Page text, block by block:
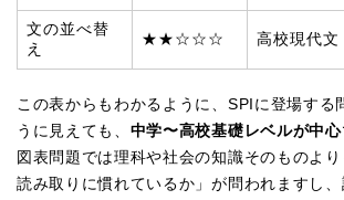
文の並べ替
え
★★☆☆☆ 高校現代文
この表からもわかるように、SPIに登場する
うに見えても、 中学〜高校基礎レベルが中心
図表問題では理科や社会の知識そのものよ
読み取りに慣れているか」が問われますし